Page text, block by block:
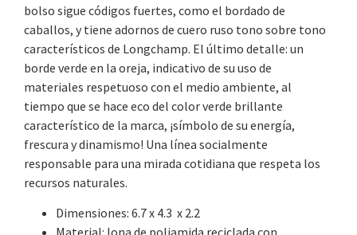
bolso sigue códigos fuertes, como el bordado de
caballos, y tiene adornos de cuero ruso tono sobre tono
característicos de Longchamp. El último detalle: un
borde verde en la oreja, indicativo de su uso de
materiales respetuoso con el medio ambiente, al
tiempo que se hace eco del color verde brillante
característico de la marca, ¡símbolo de su energía,
frescura y dinamismo! Una línea socialmente
responsable para una mirada cotidiana que respeta los
recursos naturales.
Dimensiones: 6.7 x 4.3 x 2.2